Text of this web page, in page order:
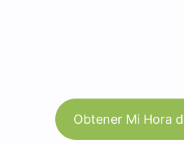
Obtener Mi Hora